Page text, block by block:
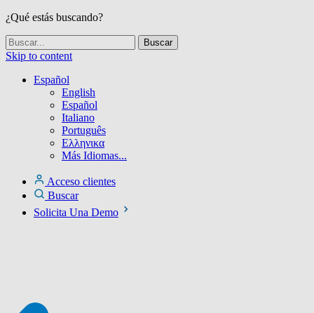
¿Qué estás buscando?
Skip to content
Español
English
Español
Italiano
Português
Ελληνικα
Más Idiomas...
Acceso clientes
Buscar
Solicita Una Demo